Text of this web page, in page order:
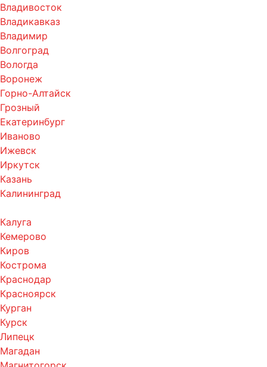
Владивосток
Владикавказ
Владимир
Волгоград
Вологда
Воронеж
Горно-Алтайск
Грозный
Екатеринбург
Иваново
Ижевск
Иркутск
Казань
Калининград
Калуга
Кемерово
Киров
Кострома
Краснодар
Красноярск
Курган
Курск
Липецк
Магадан